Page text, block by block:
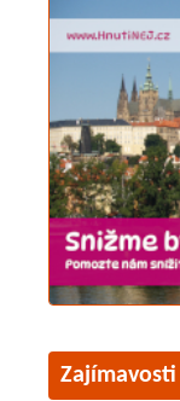
Zajímavosti